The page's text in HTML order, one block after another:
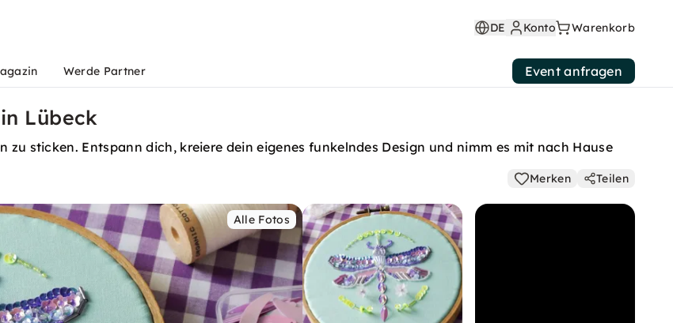
DE Konto Warenkorb
Werde Partner Event anfragen
Lübeck
zu sticken. Entspann dich, kreiere dein eigenes funkelndes Design und nimm es mit nach Hause
Merken Teilen
Alle Fotos